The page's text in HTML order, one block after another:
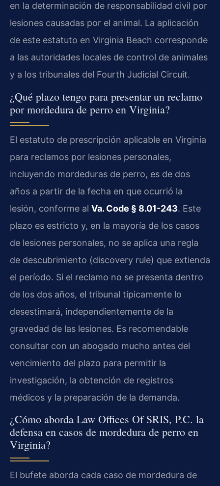
en la determinación de responsabilidad civil por
lesiones causadas por el animal. La aplicación
de este estatuto en Virginia Beach corresponde
a las autoridades locales de control de animales
y a los tribunales del Fourth Judicial Circuit.
¿Qué plazo tengo para presentar un reclamo
por mordedura de perro en Virginia?
El estatuto de prescripción aplicable en Virginia
para reclamos por lesiones personales,
incluyendo mordeduras de perro, es de dos
años a partir de la fecha en que ocurrió la
lesión, conforme al Va. Code § 8.01-243. Este
plazo es estricto y, en la mayoría de los casos
de lesiones personales, no se aplica una regla
de descubrimiento (discovery rule) que extienda
el período. Si el reclamo no se presenta dentro
de los dos años, el tribunal típicamente lo
desestimará, independientemente de la
gravedad de las lesiones. Es recomendable
consultar con un abogado mucho antes del
vencimiento del plazo para permitir la
investigación, la obtención de registros
médicos y la preparación de la demanda.
¿Cómo aborda Law Offices Of SRIS, P.C. la
defensa en casos de mordedura de perro en
Virginia?
El bufete aborda cada caso de mordedura de